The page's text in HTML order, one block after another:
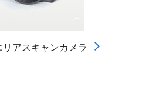
アスキャンカメラ